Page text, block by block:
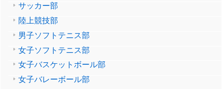
サッカー部
陸上競技部
男子ソフトテニス部
女子ソフトテニス部
女子バスケットボール部
女子バレーボール部